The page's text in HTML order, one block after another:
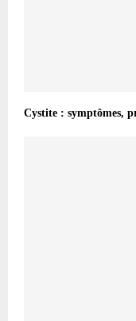
Cystite : symptômes,